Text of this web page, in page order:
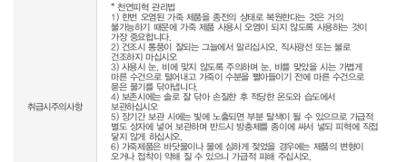
취급시주의사항
* 천연피혁 관리법
1) 한번 오염된 가죽 제품을 종전의 상태로 복원한다는 것은 거의
불가능하기 때문에 가죽 제품 사용시 오염이 되지 않도록 사용하는 것이
가장 중요합니다.
2) 건조시 통풍이 잘되는 그늘에서 말리십시오. 직사광선 또는 불로
건조하지 마십시오
3) 사용시 눈, 비에 맞지 않도록 주의하며 눈, 비를 맞았을 시는 가볍게
마른 수건으로 털어내고 가죽이 수분을 빨아들이기 전에 마른 수건으로
묻은 물기를 닦아냅니다.
4) 보존시에는 솔로 잘 닦아 손질한 후 적당한 온도와 습도에서
보관하십시오
5) 장기간 보관 시에는 빛에 노출되면 부분 탈색이 될 수 있으므로 가급적
별도 상자에 넣어 보관하며 반드시 방충제를 종이에 싸서 넣되 피혁에 직접
닿지 않게 하십시오.
6) 가죽제품은 바닷물이나 물에 심하게 젖었을 경우에는 제품의 변형이
오거나 접착이 약해 질 수 있으니 가급적 피해 주십시오.